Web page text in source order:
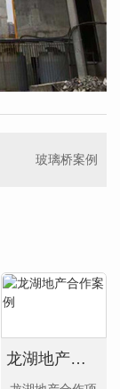
玻璃桥案例
龙湖地产合作案例